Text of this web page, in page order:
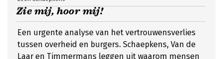
Zie mij, hoor mij!
Een urgente analyse van het vertrouwensverlies
tussen overheid en burgers. Schaepkens, Van de
Laar en Timmermans leggen uit waarom mensen